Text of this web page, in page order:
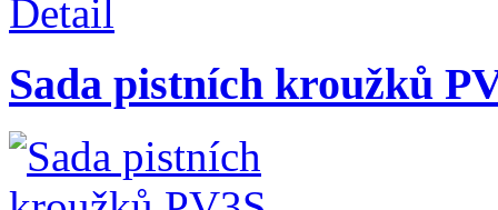
Detail
Sada pistních kroužků